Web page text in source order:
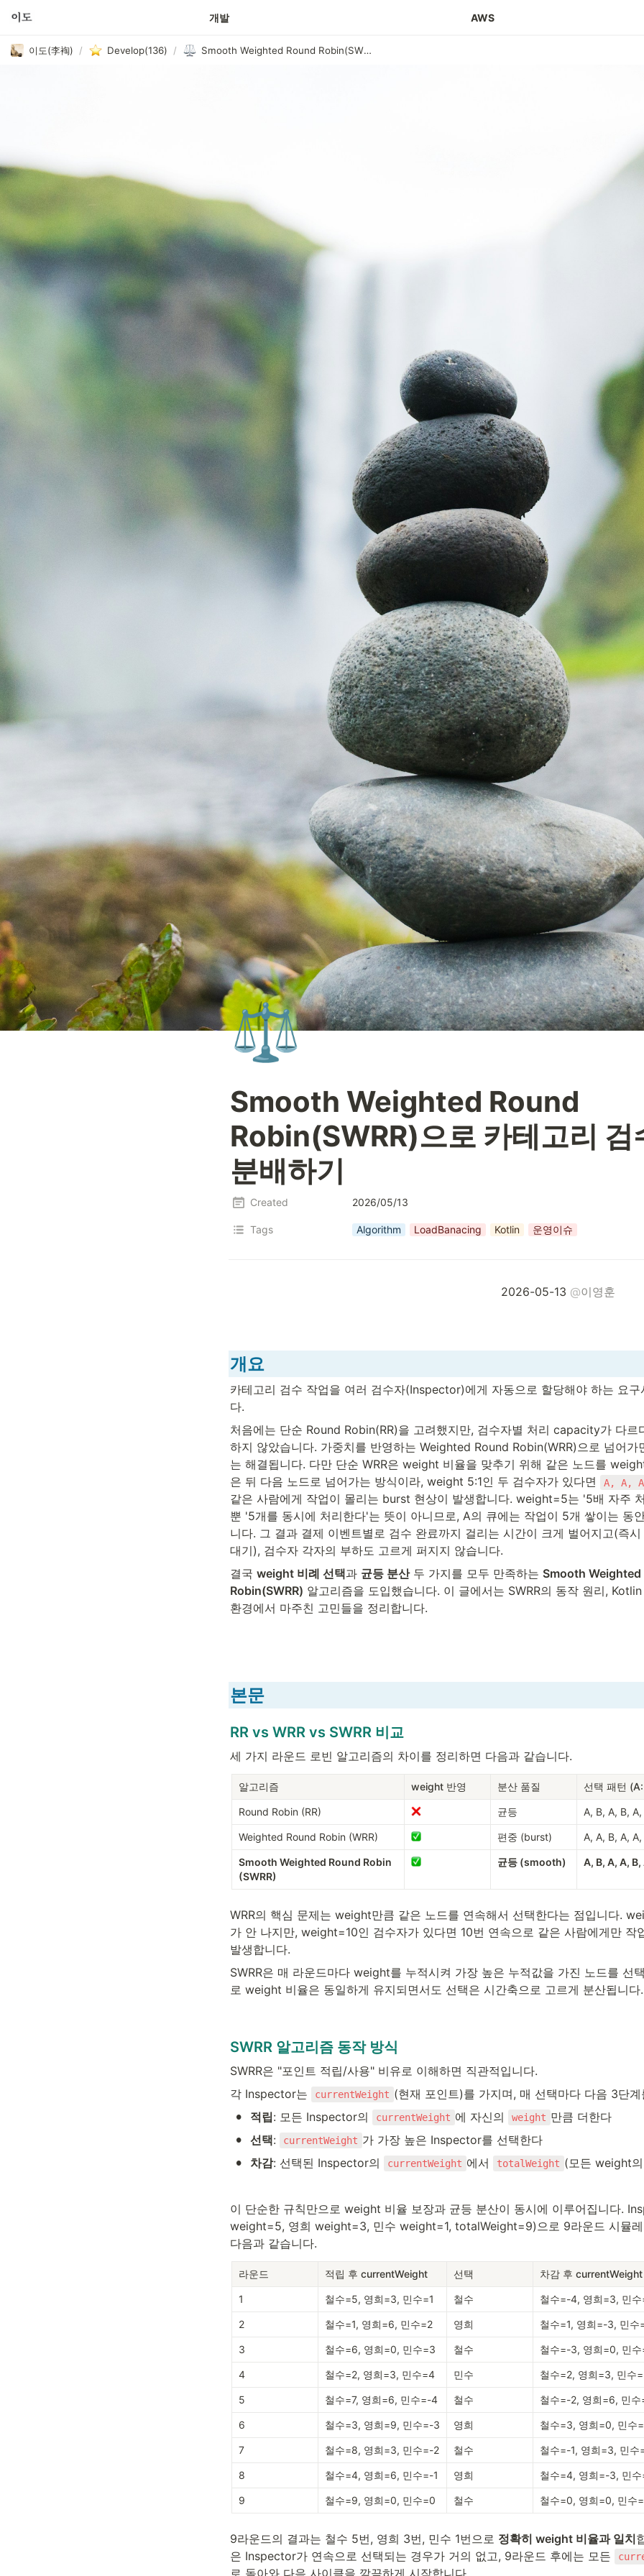
개발 AWS
이도(李裪) / Develop(136) / Smooth Weighted Round Robin(SWRR)으로 카테고리 검수 작업 분배하기
⚖️
Smooth Weighted Round
Robin(SWRR)으로 카테고리 검
분배하기
Created 2026/05/13
Tags Algorithm LoadBanacing Kotlin 운영이슈
2026-05-13 @이영훈
개요
카테고리 검수 작업을 여러 검수자(Inspector)에게 자동으로 할당해야 하는 요구
다.
처음에는 단순 Round Robin(RR)을 고려했지만, 검수자별 처리 capacity가 다르
하지 않았습니다. 가중치를 반영하는 Weighted Round Robin(WRR)으로 넘어
는 해결됩니다. 다만 단순 WRR은 weight 비율을 맞추기 위해 같은 노드를
은 뒤 다음 노드로 넘어가는 방식이라, weight 5:1인 두 검수자가 있다면
A, A,
같은 사람에게 작업이 몰리는 burst 현상이 발생합니다. weight=5는 '5배 자주
뿐 '5개를 동시에 처리한다'는 뜻이 아니므로, A의 큐에는 작업이 5개 쌓이는 동
니다. 그 결과 결제 이벤트별로 검수 완료까지 걸리는 시간이 크게 벌어지고(즉
대기), 검수자 각자의 부하도 고르게 퍼지지 않습니다.
결국 weight 비례 선택과 균등 분산 두 가지를 모두 만족하는 Smooth Weighted
Robin(SWRR) 알고리즘을 도입했습니다. 이 글에서는 SWRR의 동작 원리,
환경에서 마주친 고민들을 정리합니다.
본문
RR vs WRR vs SWRR 비교
세 가지 라운드 로빈 알고리즘의 차이를 정리하면 다음과 같습니다.
알고리즘 weight 반영 분산 품질 선택 패턴
Round Robin (RR) 균등 A, B, A, B, A,
Weighted Round Robin (WRR) 편중 (burst) A, A, B, A, A,
Smooth Weighted Round Robin
(SWRR)
균등 (smooth) A, B, A, A, B,
WRR의 핵심 문제는 weight만큼 같은 노드를 연속해서 선택한다는 점입니다.
가 안 나지만, weight=10인 검수자가 있다면 10번 연속으로 같은 사람에게만 작
발생합니다.
SWRR은 매 라운드마다 weight를 누적시켜 가장 높은 누적값을 가진 노드를 선
로 weight 비율은 동일하게 유지되면서도 선택은 시간축으로 고르게 분산됩니다.
SWRR 알고리즘 동작 방식
SWRR은 "포인트 적립/사용" 비유로 이해하면 직관적입니다.
각 Inspector는
currentWeight (현재 포인트)를 가지며, 매 선택마다 다음 3단
• 적립: 모든 Inspector의 currentWeight 에 자신의 weight 만큼 더한다
• 선택: currentWeight 가 가장 높은 Inspector를 선택한다
• 차감: 선택된 Inspector의 currentWeight 에서 totalWeight (모든 weight
이 단순한 규칙만으로 weight 비율 보장과 균등 분산이 동시에 이루어집니다.
weight=5, 영희 weight=3, 민수 weight=1, totalWeight=9)으로 9라운드 시뮬레
다음과 같습니다.
라운드 적립 후 currentWeight 선택 차감 후 currentWeight
1 철수=5, 영희=3, 민수=1 철수 철수=-4, 영희=3, 민수
2 철수=1, 영희=6, 민수=2 영희 철수=1, 영희=-3, 민수
3 철수=6, 영희=0, 민수=3 철수 철수=-3, 영희=0, 민
4 철수=2, 영희=3, 민수=4 민수 철수=2, 영희=3, 민수
5 철수=7, 영희=6, 민수=-4 철수 철수=-2, 영희=6, 민
6 철수=3, 영희=9, 민수=-3 영희 철수=3, 영희=0, 민수
7 철수=8, 영희=3, 민수=-2 철수 철수=-1, 영희=3, 민수
8 철수=4, 영희=6, 민수=-1 영희 철수=4, 영희=-3, 민
9 철수=9, 영희=0, 민수=0 철수 철수=0, 영희=0, 민수
9라운드의 결과는 철수 5번, 영희 3번, 민수 1번으로 정확히 weight 비율과 일치
은 Inspector가 연속으로 선택되는 경우가 거의 없고, 9라운드 후에는 모든
로 돌아와 다음 사이클을 깔끔하게 시작합니다.